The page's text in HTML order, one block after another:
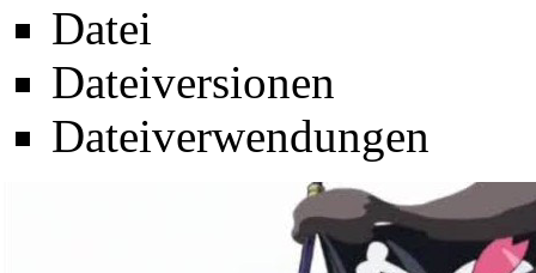
Datei
Dateiversionen
Dateiverwendungen